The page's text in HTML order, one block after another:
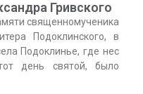
Гривского
священномученика
Подоклинского, в
Подоклинье, где нес
день святой, было